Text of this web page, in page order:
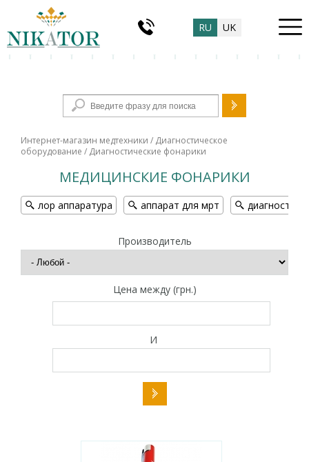
RU UK
Форма поиска
Интернет-магазин медтехники / Диагностическое
оборудование / Диагностические фонарики
МЕДИЦИНСКИЕ ФОНАРИКИ
лор аппаратура аппарат для мрт
Производитель
Цена между (грн.)
И